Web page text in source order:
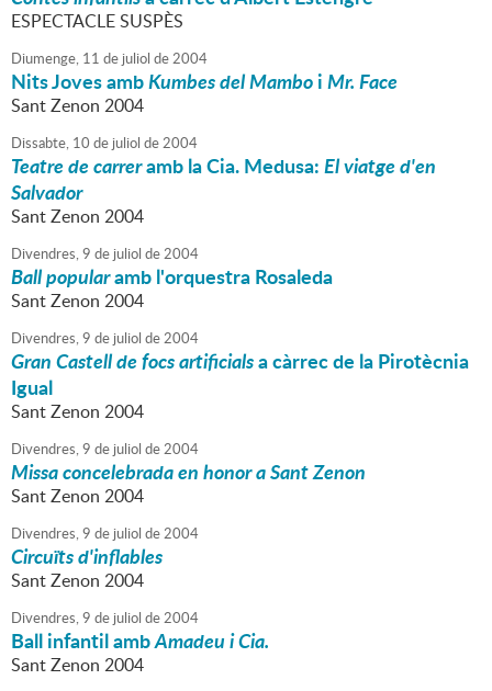
ESPECTACLE SUSPÈS
Diumenge, 11 de juliol de2004
Nits Joves ambKumbes del MamboiMr. Face
Sant Zenon 2004
Dissabte, 10 de juliol de2004
Teatre de carreramb la Cia. Medusa:El viatge d'en
Salvador
Sant Zenon 2004
Divendres,9 de juliol de2004
Ball popularamb l'orquestra Rosaleda
Sant Zenon 2004
Divendres,9 de juliol de2004
Gran Castell de focs artificialsa càrrec de la Pirotècnia
Igual
Sant Zenon 2004
Divendres,9 de juliol de2004
Missa concelebrada en honor a Sant Zenon
Sant Zenon 2004
Divendres,9 de juliol de2004
Circuïts d'inflables
Sant Zenon 2004
Divendres,9 de juliol de2004
Ball infantil ambAmadeu i Cia.
Sant Zenon 2004